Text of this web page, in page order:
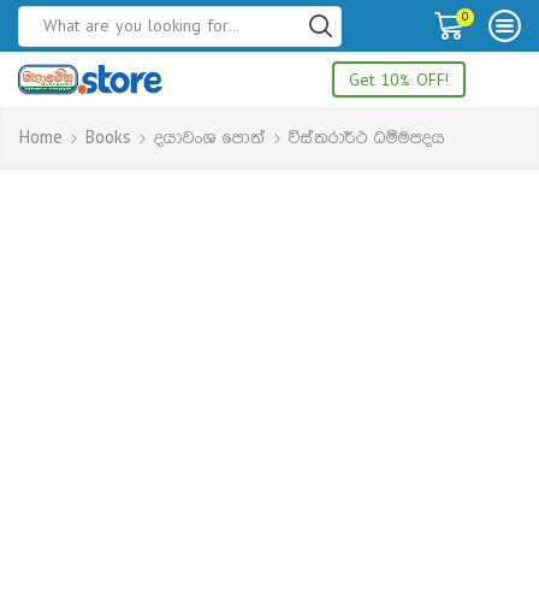
0
Get 10% OFF!
Home Books දයාවංශ පොත් විස්තරාර්ථ ධම්මපදය